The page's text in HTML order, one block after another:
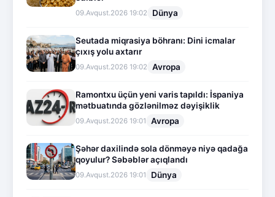
09.Avqust.2026 19:02 Dünya
Seutada miqrasiya böhranı: Dini icmalar
çıxış yolu axtarır
09.Avqust.2026 19:02 Avropa
Ramontxu üçün yeni varis tapıldı: İspaniya
mətbuatında gözlənilməz dəyişiklik
09.Avqust.2026 19:01 Avropa
Şəhər daxilində sola dönməyə niyə qadağa
qoyulur? Səbəblər açıqlandı
09.Avqust.2026 19:01 Dünya